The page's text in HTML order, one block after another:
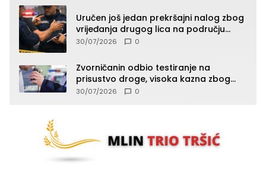
Uručen još jedan prekršajni nalog zbog
vrijeđanja drugog lica na području
Zvornika
30/07/2026 0
Zvorničanin odbio testiranje na
prisustvo droge, visoka kazna zbog
kršenja Zakona o osnovama
30/07/2026 0